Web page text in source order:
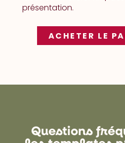
présentation.
ACHETER LE
Questions